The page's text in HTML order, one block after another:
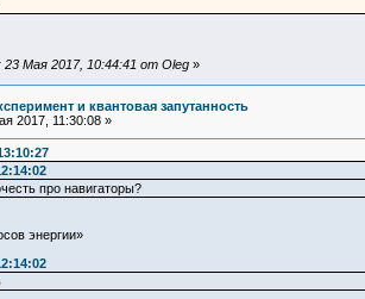
Мая 2017, 10:44:41 от Oleg»
и квантовая запутанность
2017, 11:30:08 »
про навигаторы?
энергии»